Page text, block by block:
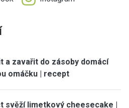
a zavařit do zásoby domácí
omáčku | recept
svěží limetkový cheesecake |